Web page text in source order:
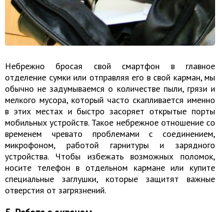
​Небрежно бросая свой смартфон в главное
отделение сумки или отправляя его в свой карман, мы
обычно не задумываемся о количестве пыли, грязи и
мелкого мусора, который часто скапливается именно
в этих местах и быстро засоряет открытые порты
мобильных устройств. Такое небрежное отношение со
временем чревато проблемами с соединением,
микрофоном, работой гарнитуры и зарядного
устройства. Чтобы избежать возможных поломок,
носите телефон в отдельном кармане или купите
специальные заглушки, которые защитят важные
отверстия от загрязнений.